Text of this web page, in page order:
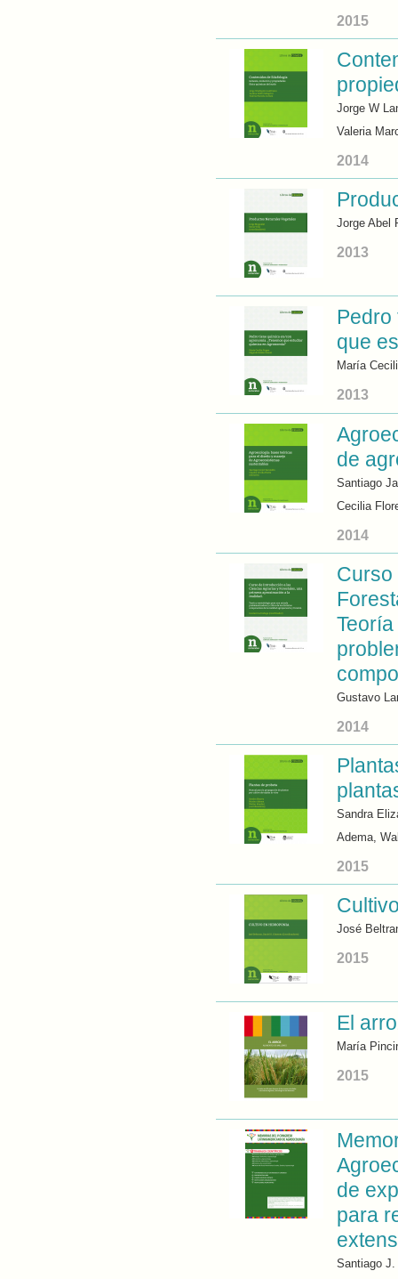
2015
Jorge W
Valeria
2014
Jorge Abel
2013
Pedro
que
María
2013
de
Santiago
Cecilia
2014
Curso
Gustavo
2014
Sandra
Adema,
2015
José
2015
El
María
2015
de
para
Santiago J.